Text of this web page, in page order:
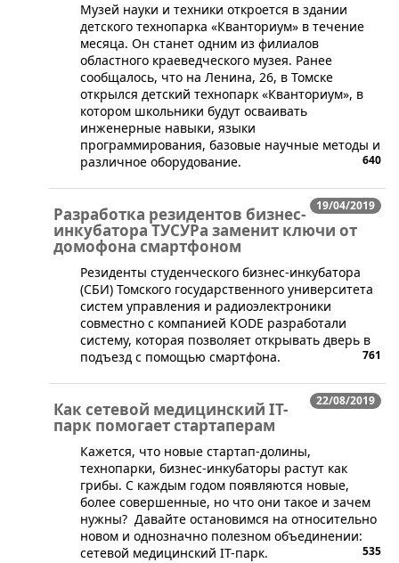
​Музей науки и техники откроется в здании
детского технопарка «Кванториум» в течение
месяца. Он станет одним из филиалов
областного краеведческого музея. Ранее
сообщалось, что на Ленина, 26, в Томске
открылся детский технопарк «Кванториум», в
котором школьники будут осваивать
инженерные навыки, языки
программирования, базовые научные методы и
различное оборудование.
640
19/04/2019
Разработка резидентов бизнес-
инкубатора ТУСУРа заменит ключи от
домофона смартфоном
​Резиденты студенческого бизнес-инкубатора
(СБИ) Томского государственного университета
систем управления и радиоэлектроники
совместно с компанией KODE разработали
систему, которая позволяет открывать дверь в
подъезд с помощью смартфона.
761
22/08/2019
Как сетевой медицинский IT-
парк помогает стартаперам
​Кажется, что новые стартап-долины,
технопарки, бизнес-инкубаторы растут как
грибы. С каждым годом появляются новые,
более совершенные, но что они такое и зачем
нужны? Давайте остановимся на относительно
новом и однозначно полезном объединении:
сетевой медицинский IT-парк.
535